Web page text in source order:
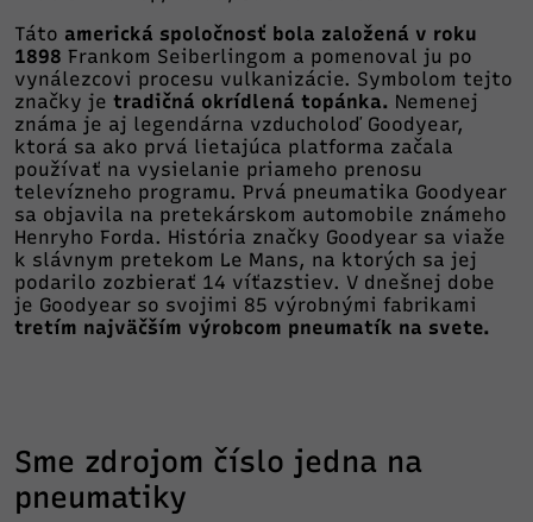
Táto americká spoločnosť bola založená v roku
1898 Frankom Seiberlingom a pomenoval ju po
vynálezcovi procesu vulkanizácie. Symbolom tejto
značky je tradičná okrídlená topánka. Nemenej
známa je aj legendárna vzducholoď Goodyear,
ktorá sa ako prvá lietajúca platforma začala
používať na vysielanie priameho prenosu
televízneho programu. Prvá pneumatika Goodyear
sa objavila na pretekárskom automobile známeho
Henryho Forda. História značky Goodyear sa viaže
k slávnym pretekom Le Mans, na ktorých sa jej
podarilo zozbierať 14 víťazstiev. V dnešnej dobe
je Goodyear so svojimi 85 výrobnými fabrikami
tretím najväčším výrobcom pneumatík na svete.
Sme zdrojom číslo jedna na
pneumatiky